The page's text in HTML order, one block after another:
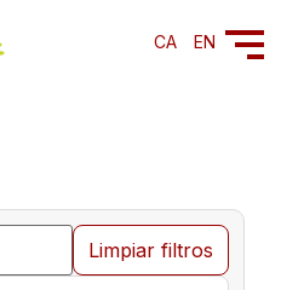
CA EN
Limpiar filtros